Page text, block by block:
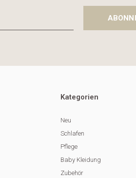
Kategorien
Neu
Schlafen
Pflege
Baby Kleidung
Zubehör